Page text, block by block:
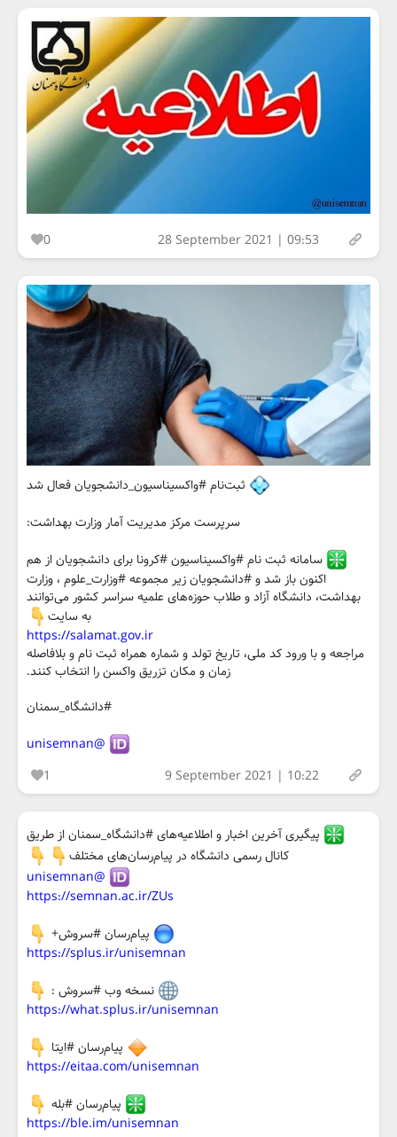
0 28 September 2021 | 09:53
ثبت‌نام #واکسیناسیون_دانشجویان فعال شد
سرپرست مرکز مدیریت آمار وزارت بهداشت:
سامانه ثبت نام #واکسیناسیون #کرونا برای دانشجویان از هم
اکنون باز شد و #دانشجویان زیر مجموعه #وزارت_علوم ، وزارت
بهداشت، دانشگاه آزاد و طلاب حوزه‌های‌ علمیه سراسر کشور می‌توانند
به سایت
https://salamat.gov.ir
مراجعه و با ورود کد ملی، تاریخ تولد و شماره همراه ثبت نام و بلافاصله
زمان و مکان تزریق واکسن را انتخاب کنند.
#دانشگاه_سمنان
@unisemnan
1
9 September 2021 | 10:22
پیگیری آخرین اخبار و اطلاعیه‌های #دانشگاه_سمنان از طریق
کانال رسمی دانشگاه در پیام‌رسان‌های مختلف
@unisemnan
https://semnan.ac.ir/ZUs
پیام‌رسان #سروش+
https://splus.ir/unisemnan
نسخه وب #سروش :
https://what.splus.ir/unisemnan
پيام‌رسان #ایتا
https://eitaa.com/unisemnan
پيام‌رسان #بله
https://ble.im/unisemnan